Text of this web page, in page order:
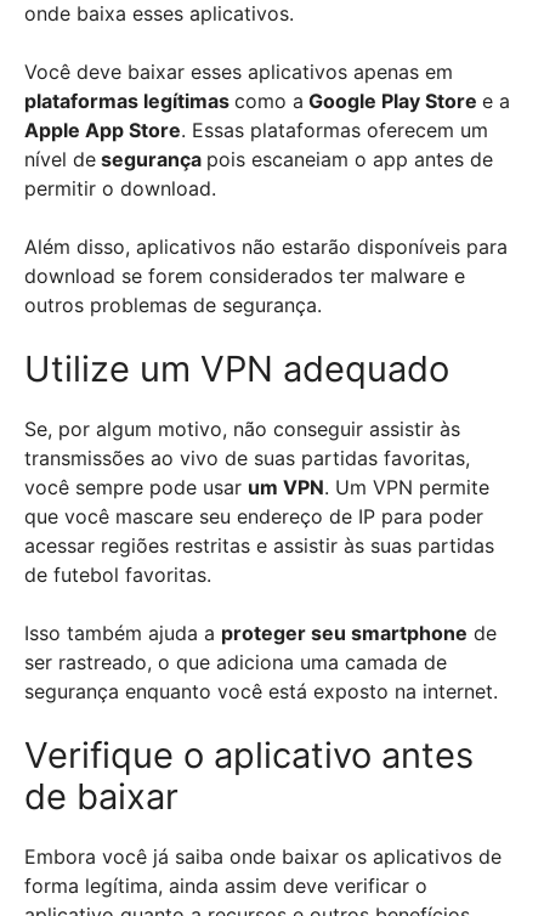
onde baixa esses aplicativos.
Você deve baixar esses aplicativos apenas em
plataformas legítimas como a Google Play Store e a
Apple App Store. Essas plataformas oferecem um
nível de segurança pois escaneiam o app antes de
permitir o download.
Além disso, aplicativos não estarão disponíveis para
download se forem considerados ter malware e
outros problemas de segurança.
Utilize um VPN adequado
Se, por algum motivo, não conseguir assistir às
transmissões ao vivo de suas partidas favoritas,
você sempre pode usar um VPN. Um VPN permite
que você mascare seu endereço de IP para poder
acessar regiões restritas e assistir às suas partidas
de futebol favoritas.
Isso também ajuda a proteger seu smartphone de
ser rastreado, o que adiciona uma camada de
segurança enquanto você está exposto na internet.
Verifique o aplicativo antes
de baixar
Embora você já saiba onde baixar os aplicativos de
forma legítima, ainda assim deve verificar o